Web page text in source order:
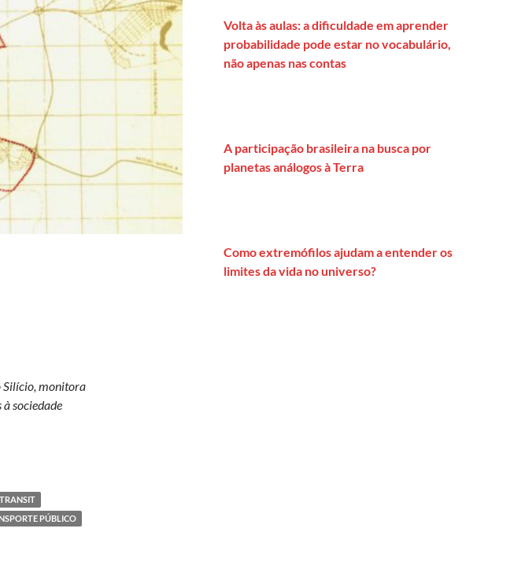
Silício, monitora
sociedade
PÚBLICO
Volta às aulas: a dificuldade em aprender
probabilidade pode estar no vocabulário,
não apenas nas contas
A participação brasileira na busca por
planetas análogos à Terra
Como extremófilos ajudam a entender os
limites da vida no universo?